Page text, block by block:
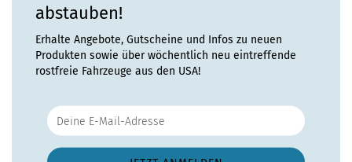
abstauben!
Erhalte Angebote, Gutscheine und Infos zu neuen
Produkten sowie über wöchentlich neu eintreffende
rostfreie Fahrzeuge aus den USA!